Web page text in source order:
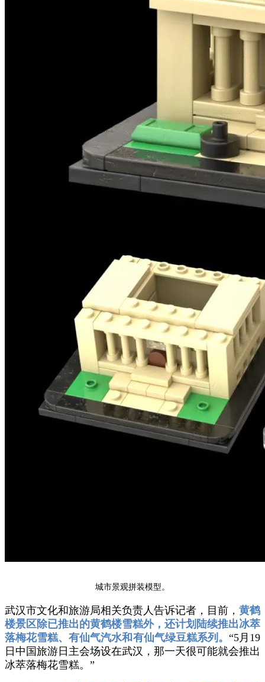
城市景观拼装模型。
武汉市文化和旅游局相关负责人告诉记者，目前， 黄鹤
楼景区除已推出的黄鹤楼雪糕外，还计划陆续推出冰萃
落梅花雪糕、有仙气汽水和有仙气绿豆糕系列。 “5月19
日中国旅游日主会场设在武汉，那一天很可能就会推出
冰萃落梅花雪糕。”